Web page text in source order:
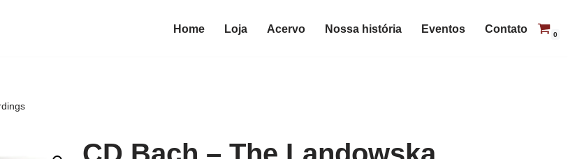
Home Loja Acervo Nossa história Eventos Contato 0